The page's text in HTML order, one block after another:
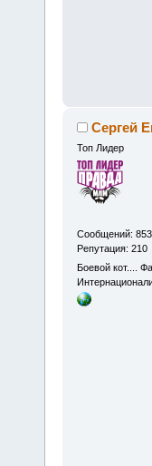
Сергей
Топ Лидер
Сообщений:
Репутация: 210
Боевой кот....